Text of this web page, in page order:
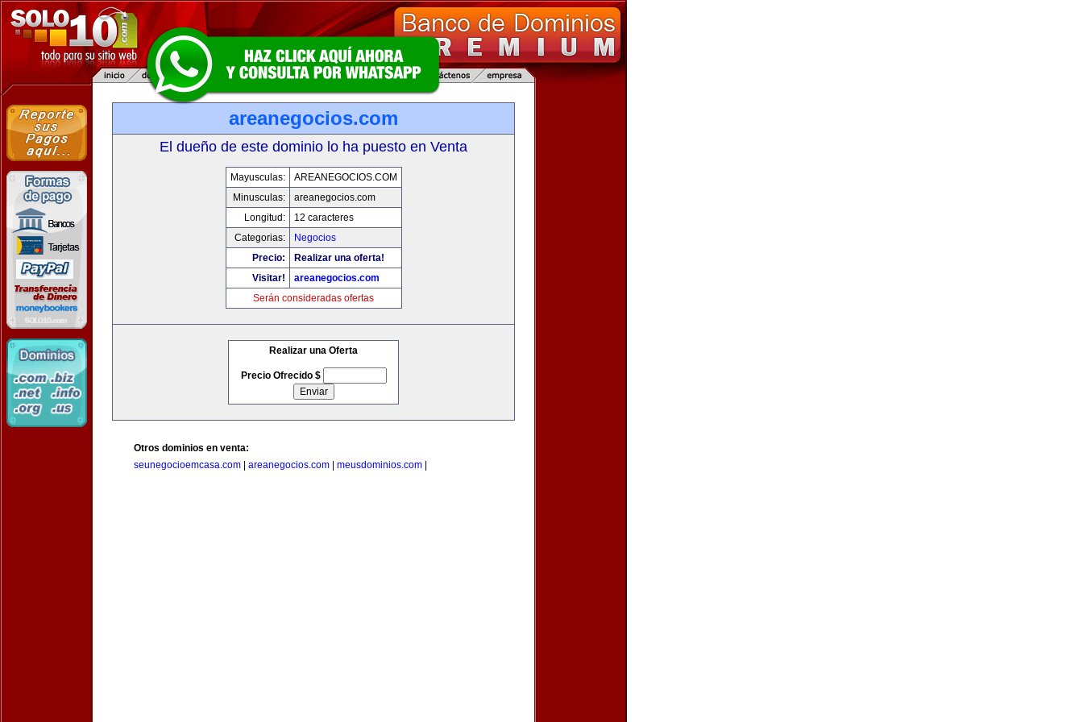
areanegocios.com
El dueño de este dominio lo ha puesto en Venta
Mayusculas:
AREANEGOCIOS.COM
Minusculas:
areanegocios.com
Longitud:
12 caracteres
Categorias:
Negocios
Precio:
Realizar una oferta!
Visitar!
areanegocios.com
Serán consideradas ofertas
Realizar una Oferta
Precio Ofrecido $
Otros dominios en venta:
seunegocioemcasa.com
areanegocios.com meusdominios.com